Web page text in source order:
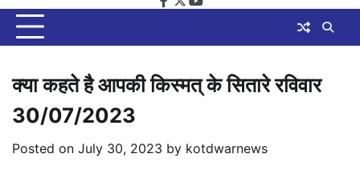
facebook
twitter
youtube
क्या कहते है आपकी किस्मत् के सितारे रविवार
30/07/2023
Posted on July 30, 2023 by kotdwarnews